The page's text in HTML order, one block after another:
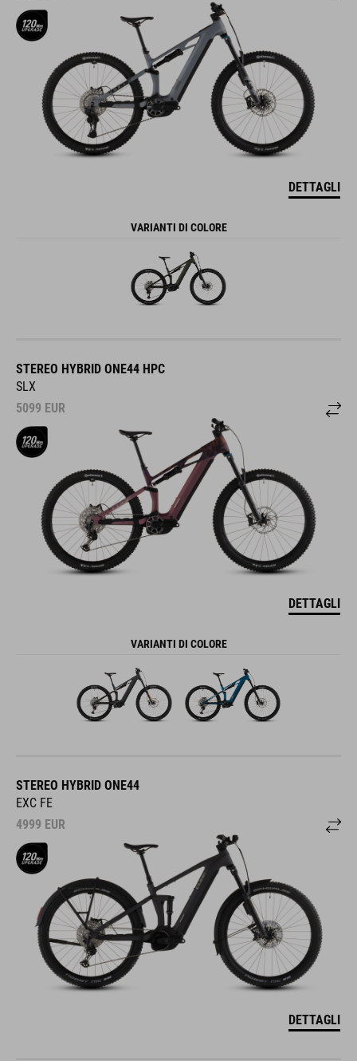
DETTAGLI
VARIANTI DI COLORE
STEREO HYBRID ONE44 HPC
SLX
5099 EUR
DETTAGLI
VARIANTI DI COLORE
STEREO HYBRID ONE44
EXC FE
4999 EUR
DETTAGLI